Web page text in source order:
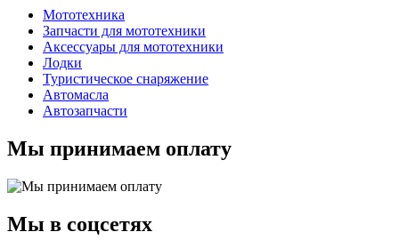
Мототехника
Запчасти для мототехники
Аксессуары для мототехники
Лодки
Туристическое снаряжение
Автомасла
Автозапчасти
Мы принимаем оплату
Мы в соцсетях